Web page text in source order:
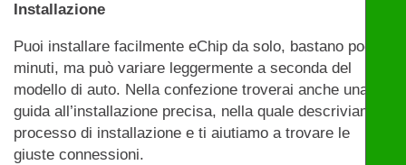
Installazione
Puoi installare facilmente eChip da solo, bastano pochi
minuti, ma può variare leggermente a seconda del
modello di auto. Nella confezione troverai anche una
guida all’installazione precisa, nella quale descriviamo il
processo di installazione e ti aiutiamo a trovare le
giuste connessioni.